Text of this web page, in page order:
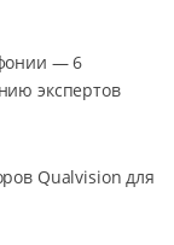
— 6
экспертов
Qualvision для